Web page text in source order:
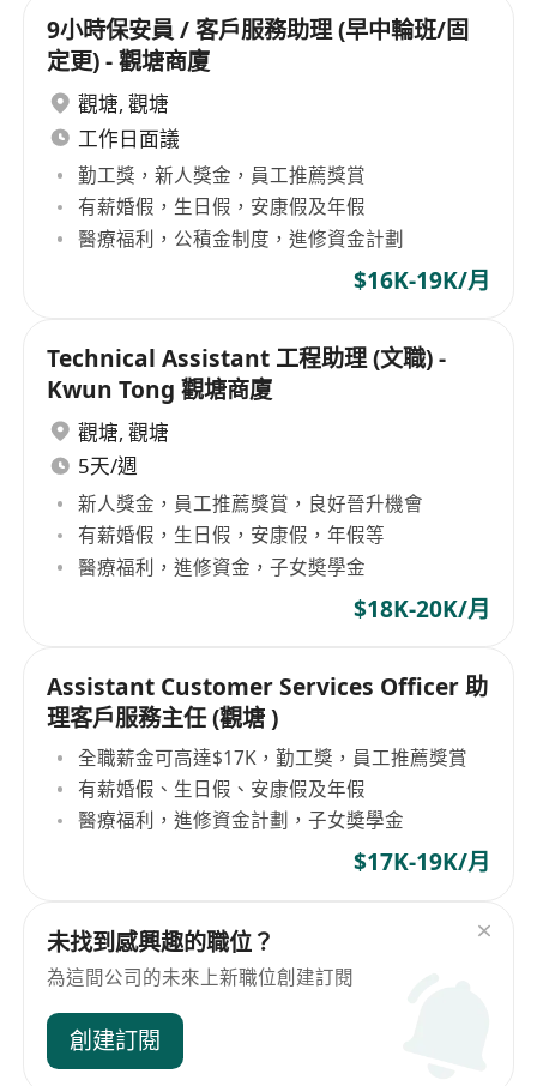
9小時保安員 / 客戶服務助理 (早中輪班/固
定更) - 觀塘商廈
觀塘, 觀塘
工作日面議
勤工獎，新人獎金，員工推薦獎賞
有薪婚假，生日假，安康假及年假
醫療福利，公積金制度，進修資金計劃
$16K-19K/月
Technical Assistant 工程助理 (文職) -
Kwun Tong 觀塘商廈
觀塘, 觀塘
5天/週
新人獎金，員工推薦獎賞，良好晉升機會
有薪婚假，生日假，安康假，年假等
醫療福利，進修資金，子女奬學金
$18K-20K/月
Assistant Customer Services Officer 助
理客戶服務主任 (觀塘 )
全職薪金可高達$17K，勤工獎，員工推薦獎賞
有薪婚假、生日假、安康假及年假
醫療福利，進修資金計劃，子女奬學金
$17K-19K/月
未找到感興趣的職位？
為這間公司的未來上新職位創建訂閱
創建訂閱